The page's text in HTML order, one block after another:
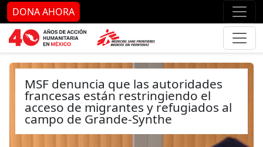
Ir al contenido principal Ir
DONA AHORA
MSF denuncia que las autoridades
francesas están restringiendo el
acceso de migrantes y refugiados al
campo de Grande-Synthe